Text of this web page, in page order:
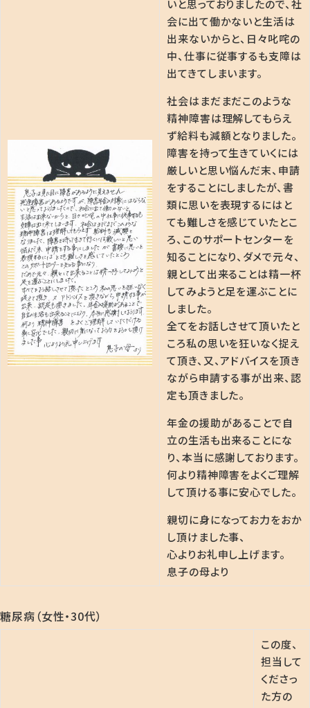
いと思っておりましたので、社
会に出て働かないと生活は
出来ないからと、日々叱咤の
中、仕事に従事するも支障は
出てきてしまいます。
社会はまだまだこのような
精神障害は理解してもらえ
ず給料も減額となりました。
障害を持って生きていくには
厳しいと思い悩んだ末、申請
をすることにしましたが、書
類に思いを表現するにはと
ても難しさを感じていたとこ
ろ、このサポートセンターを
知ることになり、ダメで元々、
親として出来ることは精一杯
してみようと足を運ぶことに
しました。
全てをお話しさせて頂いたと
ころ私の思いを狂いなく捉え
て頂き、又、アドバイスを頂き
ながら申請する事が出来、認
定も頂きました。
年金の援助があることで自
立の生活も出来ることにな
り、本当に感謝しております。
何より精神障害をよくご理解
して頂ける事に安心でした。
親切に身になってお力をおか
し頂けました事、
心よりお礼申し上げます。
息子の母より
糖尿病（女性・30代）
この度、
担当して
くださっ
た方の